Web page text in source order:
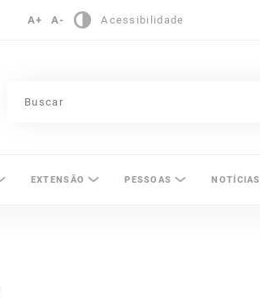
A+ A- Acessibilidade
EXTENSÃO PESSOAS NOTÍCIAS